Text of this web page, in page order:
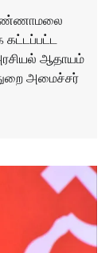
ஆதாயம்
அமைச்சர்